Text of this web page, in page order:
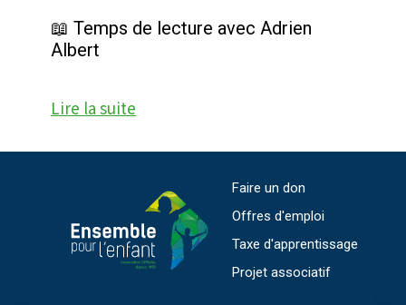
📖 Temps de lecture avec Adrien
Albert
Lire la suite
Faire un don
Offres d'emploi
Taxe d'apprentissage
Projet associatif